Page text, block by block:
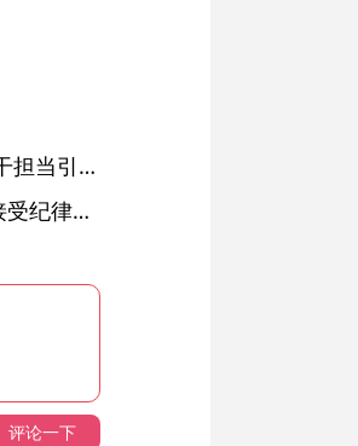
铜陵：深入学习贯彻习近平党建思想 以实干担当引领纪检监察工作高质量发展
安徽省天然气销售有限公司原总经理张玲接受纪律审查和监察调查
评论一下